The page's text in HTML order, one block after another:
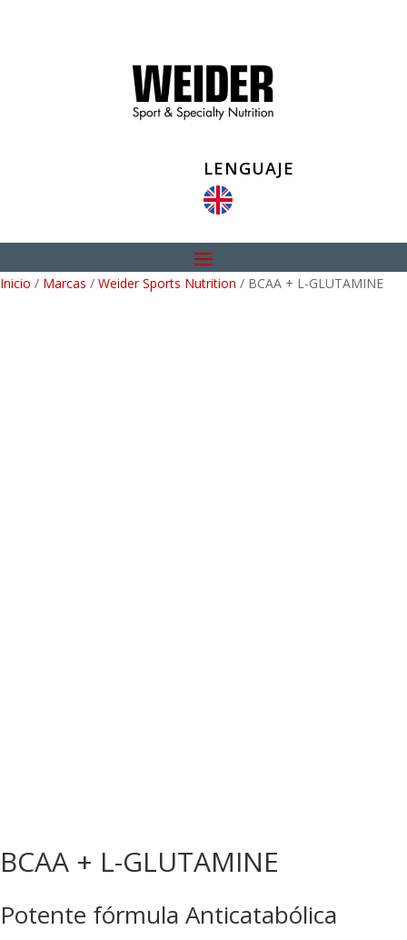
LENGUAJE
Inicio / Marcas / Weider Sports Nutrition / BCAA + L-GLUTAMINE
BCAA + L-GLUTAMINE
Potente fórmula Anticatabólica